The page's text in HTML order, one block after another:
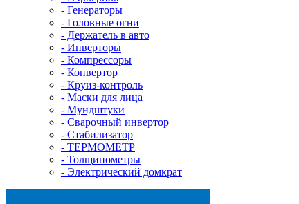
- Генераторы
- Головные огни
- Держатель в авто
- Инверторы
- Компрессоры
- Конвертор
- Круиз-контроль
- Маски для лица
- Мундштуки
- Сварочный инвертор
- Стабилизатор
- ТЕРМОМЕТР
- Толщинометры
- Электрический домкрат